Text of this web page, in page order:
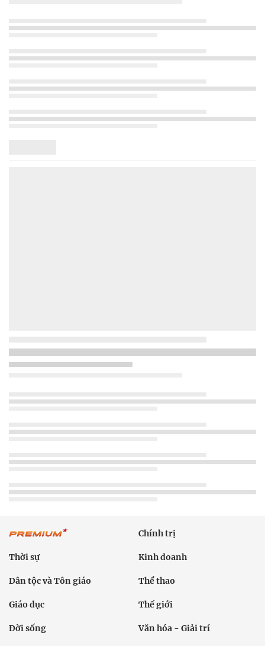
Chính trị
Thời sự Kinh doanh
Dân tộc và Tôn giáo Thể thao
Giáo dục Thế giới
Đời sống Văn hóa - Giải trí